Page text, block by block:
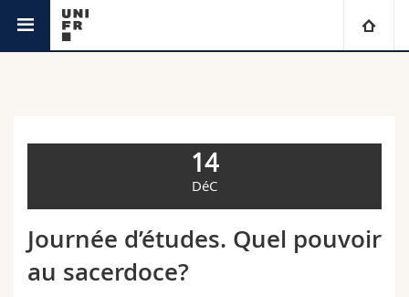
Université
Sciences économiques et sociales et management
Etudiants
Annuaire du personnel
14
DéC
Journée d’études. Quel pouvoir
au sacerdoce?